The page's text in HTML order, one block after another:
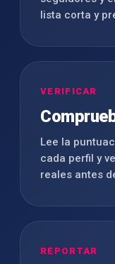
lista corta y
VERIFICAR
Lee la
cada perfil y
reales antes
REPORTAR